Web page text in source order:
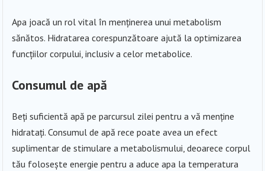
Apa joacă un rol vital în menținerea unui metabolism
sănătos. Hidratarea corespunzătoare ajută la optimizarea
funcțiilor corpului, inclusiv a celor metabolice.
Consumul de apă
Beți suficientă apă pe parcursul zilei pentru a vă menține
hidratați. Consumul de apă rece poate avea un efect
suplimentar de stimulare a metabolismului, deoarece corpul
tău folosește energie pentru a aduce apa la temperatura